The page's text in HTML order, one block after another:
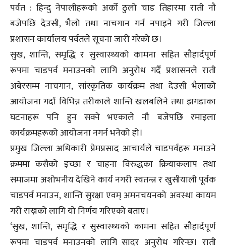
पर्वत : हिन्दु नेपालीहरूको अर्को ठुलो चाड तिहारमा राती नौ
बजेपछि देउसी, भैलो तथा नाचगान गर्न नपाइने गरी जिल्ला
प्रशासन कार्यालय पर्वतले सूचना जारी गरेको छ।
सुख, शान्ति, समृद्धि र सुस्वास्थ्यको कामना सहित सौहार्दपूर्ण
रूपमा चाडपर्व मनाउनको लागि अनुरोध गर्दै प्रशासनले राती
अबेरसम्म नाचगान, सांस्कृतिक कार्यक्रम तथा देउसी भैलाको
आयोजना गर्दा विभिन्न तरीकाले शान्ति खलबलिने तथा झगडाका
घटनाहरू पनि हुन सक्ने भएकाले नौ बजेपछि रमाइला
कार्यक्रमहरूको आयोजना नगर्न भनेको हो।
प्रमुख जिल्ला अधिकारी प्रेमप्रसाद आचार्यले चाडपर्वहरू मनाउने
क्रममा कसैको इच्छा र चाहना विरुद्धका क्रियाकलाप तथा
समाजमा अशोभनीय देखिने कार्य नगरी स्वतन्त्र र खुसीयाली पूर्वक
चाडपर्व मनाउन, शान्ति सुरक्षा एवम् अमनचयनको अवस्था कायम
गरी राख्नको लागि यो निर्णय गरिएको बताए।
‘सुख, शान्ति, समृद्धि र सुस्वास्थ्यको कामना सहित सौहार्दपूर्ण
रूपमा चाडपर्व मनाउनको लागि सादर अनुरोध गरिन्छ। राती